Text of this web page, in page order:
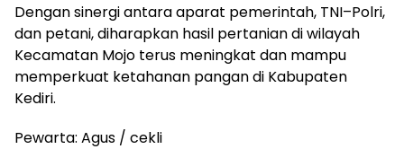
Dengan sinergi antara aparat pemerintah, TNI–Polri,
dan petani, diharapkan hasil pertanian di wilayah
Kecamatan Mojo terus meningkat dan mampu
memperkuat ketahanan pangan di Kabupaten
Kediri.
Pewarta: Agus / cekli